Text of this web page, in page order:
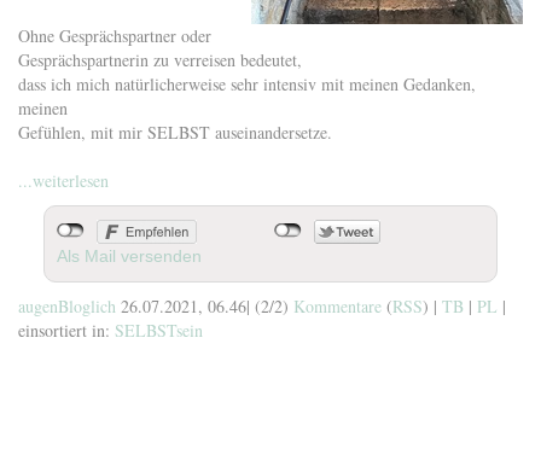
Ohne Gesprächspartner oder
Gesprächspartnerin zu verreisen bedeutet,
dass ich mich natürlicherweise sehr intensiv mit meinen Gedanken,
meinen
Gefühlen, mit mir SELBST auseinandersetze.
...weiterlesen
Als Mail versenden
augenBloglich 26.07.2021, 06.46| (2/2) Kommentare (RSS) | TB | PL |
einsortiert in: SELBSTsein